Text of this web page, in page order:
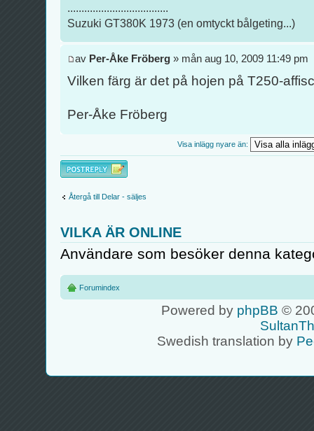
....................................
Suzuki GT380K 1973 (en omtyckt bålgeting...)
av Per-Åke Fröberg » mån aug 10, 2009 11:49 pm
Vilken färg är det på hojen på T250-
Per-Åke Fröberg
Visa inlägg nyare än:
Besvara
Återgå till Delar - säljes
VILKA ÄR ONLINE
Användare som besöker denna
Forumindex
Powered by phpBB ©
Swedish translation by